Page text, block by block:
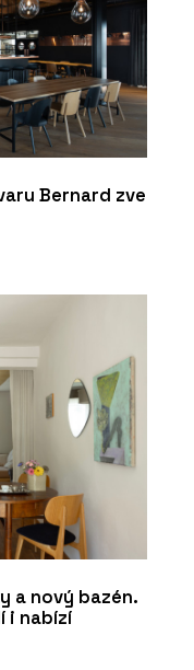
Bernard zve
a nový bazén.
i nabízí